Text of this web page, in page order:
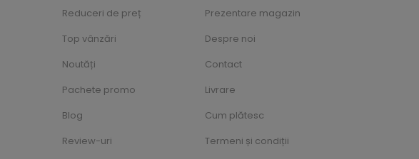
Reduceri de preț
Top vânzări
Noutăți
Pachete promo
Blog
Review-uri
Prezentare magazin
Despre noi
Contact
Livrare
Cum plătesc
Termeni și condiții